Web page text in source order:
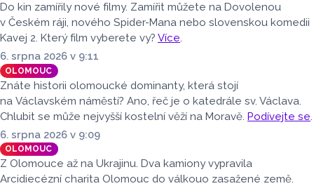
Do kin zamířily nové filmy. Zamířit můžete na Dovolenou
v Českém ráji, nového Spider-Mana nebo slovenskou komedii
Kavej 2. Který film vyberete vy? Více.
6. srpna 2026 v 9:11
OLOMOUC
Znáte historii olomoucké dominanty, která stojí
na Václavském náměstí? Ano, řeč je o katedrále sv. Václava.
Chlubit se může nejvyšší kostelní věží na Moravě. Podívejte se
6. srpna 2026 v 9:09
OLOMOUC
Z Olomouce až na Ukrajinu. Dva kamiony vypravila
Arcidiecézní charita Olomouc do válkouo zasažené země.